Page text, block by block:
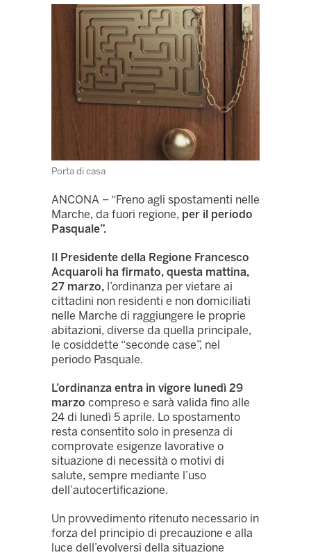
Porta di casa
ANCONA – “Freno agli spostamenti nelle
Marche, da fuori regione, per il periodo
Pasquale”.
Il Presidente della Regione Francesco
Acquaroli ha firmato, questa mattina,
27 marzo, l’ordinanza per vietare ai
cittadini non residenti e non domiciliati
nelle Marche di raggiungere le proprie
abitazioni, diverse da quella principale,
le cosiddette “seconde case”, nel
periodo Pasquale.
L’ordinanza entra in vigore lunedì 29
marzo compreso e sarà valida fino alle
24 di lunedì 5 aprile. Lo spostamento
resta consentito solo in presenza di
comprovate esigenze lavorative o
situazione di necessità o motivi di
salute, sempre mediante l’uso
dell’autocertificazione.
Un provvedimento ritenuto necessario in
forza del principio di precauzione e alla
luce dell’evolversi della situazione